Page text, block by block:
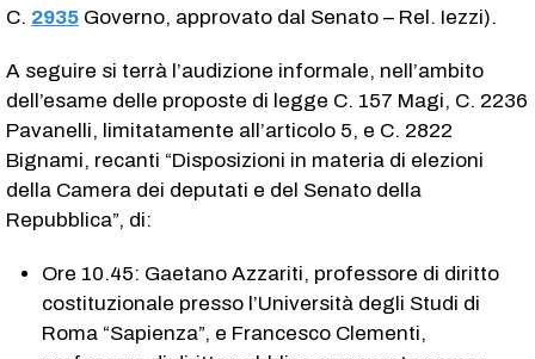
C. 2935 ​ Governo, approvato dal Senato – Rel. Iezzi).
A seguire si terrà l’audizione informale, nell’ambito
dell’esame delle proposte di legge C. 157​ Magi, C. 2236​
Pavanelli, limitatamente all’articolo 5, e C. 2822​
Bignami, recanti “Disposizioni in materia di elezioni
della Camera dei deputati e del Senato della
Repubblica”, di:
Ore 10.45: Gaetano Azzariti, professore di diritto
costituzionale presso l’Università degli Studi di
Roma “Sapienza”, e Francesco Clementi,